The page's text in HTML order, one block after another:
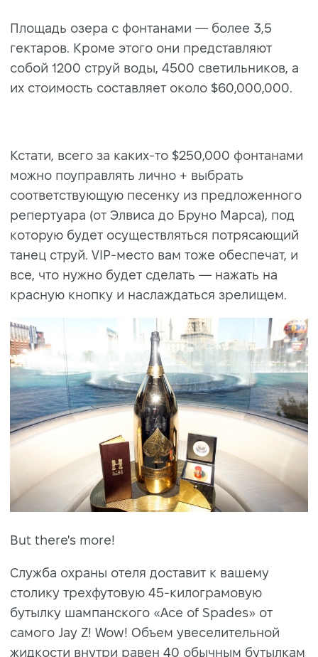
Площадь озера с фонтанами — более 3,5
гектаров. Кроме этого они представляют
собой 1200 струй воды, 4500 светильников, а
их стоимость составляет около $60,000,000.
Кстати, всего за каких-то $250,000 фонтанами
можно поуправлять лично + выбрать
cоответствующую песенку из предложенного
репертуара (от Элвиса до Бруно Марса), под
которую будет осуществляться потрясающий
танец струй. VIP-место вам тоже обеспечат, и
все, что нужно будет сделать — нажать на
красную кнопку и наслаждаться зрелищем.
But there's more!
Служба охраны отеля доставит к вашему
столику трехфутовую 45-килограмовую
бутылку шампанского «Ace of Spades» от
самого Jay Z! Wow! Объем увеселительной
жидкости внутри равен 40 обычным бутылкам